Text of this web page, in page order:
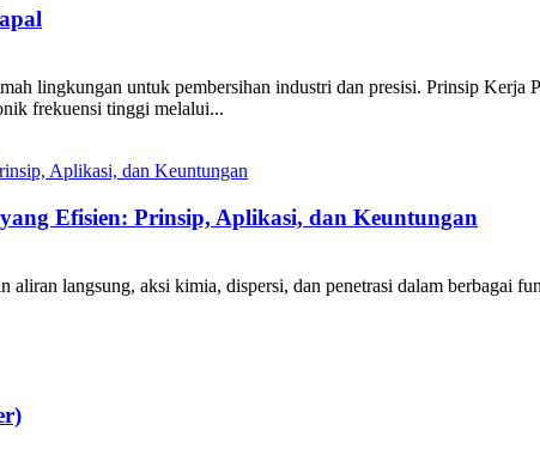
lingkungan untuk pembersihan industri dan presisi. Prinsip Kerja
frekuensi tinggi melalui...
Efisien: Prinsip, Aplikasi, dan Keuntungan
langsung, aksi kimia, dispersi, dan penetrasi dalam berbagai